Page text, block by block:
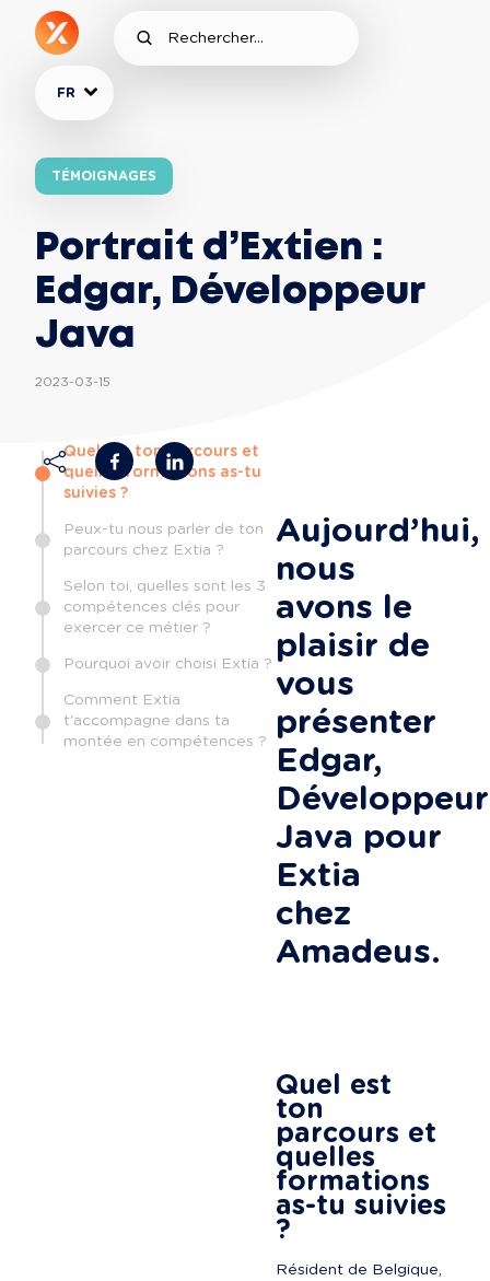
FR
TÉMOIGNAGES
Portrait d’Extien :
Edgar, Développeur
Java
2023-03-15
Quel est ton parcours et
quelles formations as-tu
suivies ?
Peux-tu nous parler de ton
parcours chez Extia ?
Selon toi, quelles sont les 3
compétences clés pour
exercer ce métier ?
Pourquoi avoir choisi Extia ?
Comment Extia
t'accompagne dans ta
montée en compétences ?
Aujourd’hui,
nous
avons le
plaisir de
vous
présenter
Edgar,
Java pour
Extia
chez
Amadeus.
Quel est
ton
parcours et
quelles
formations
as-tu suivies
?
Résident de Belgique,